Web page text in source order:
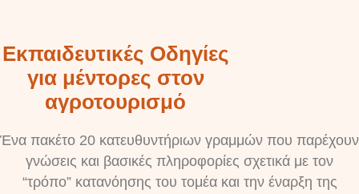
Εκπαιδευτικές Οδηγίες
για μέντορες στον
αγροτουρισμό
Ένα πακέτο 20 κατευθυντήριων γραμμών που παρέχουν
γνώσεις και βασικές πληροφορίες σχετικά με τον
“τρόπο” κατανόησης του τομέα και την έναρξη της